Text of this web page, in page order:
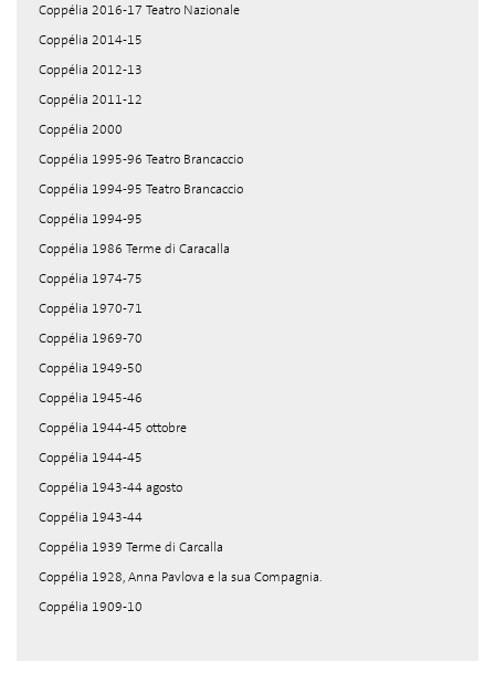
Coppélia 2016-17 Teatro Nazionale
Coppélia 2014-15
Coppélia 2012-13
Coppélia 2011-12
Coppélia 2000
Coppélia 1995-96 Teatro Brancaccio
Coppélia 1994-95 Teatro Brancaccio
Coppélia 1994-95
Coppélia 1986 Terme di Caracalla
Coppélia 1974-75
Coppélia 1970-71
Coppélia 1969-70
Coppélia 1949-50
Coppélia 1945-46
Coppélia 1944-45 ottobre
Coppélia 1944-45
Coppélia 1943-44 agosto
Coppélia 1943-44
Coppélia 1939 Terme di Carcalla
Coppélia 1928, Anna Pavlova e la sua Compagnia.
Coppélia 1909-10